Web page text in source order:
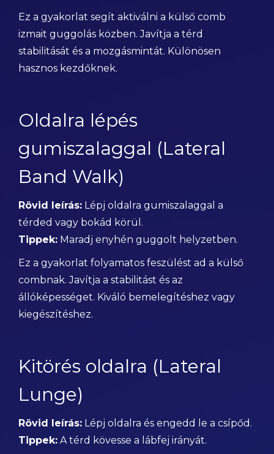
Ez a gyakorlat segít aktiválni a külső comb
izmait guggolás közben. Javítja a térd
stabilitását és a mozgásmintát. Különösen
hasznos kezdőknek.
Oldalra lépés
gumiszalaggal (Lateral
Band Walk)
Rövid leírás: Lépj oldalra gumiszalaggal a
térded vagy bokád körül.
Tippek: Maradj enyhén guggolt helyzetben.
Ez a gyakorlat folyamatos feszülést ad a külső
combnak. Javítja a stabilitást és az
állóképességet. Kiváló bemelegítéshez vagy
kiegészítéshez.
Kitörés oldalra (Lateral
Lunge)
Rövid leírás: Lépj oldalra és engedd le a csípőd.
Tippek: A térd kövesse a lábfej irányát.